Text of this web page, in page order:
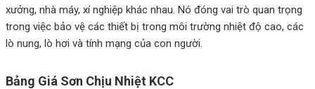
xưởng, nhà máy, xí nghiệp khác nhau. Nó đóng vai trò quan trọng
trong việc bảo vệ các thiết bị trong môi trường nhiệt độ cao, các
lò nung, lò hơi và tính mạng của con người.
Bảng Giá Sơn Chịu Nhiệt KCC